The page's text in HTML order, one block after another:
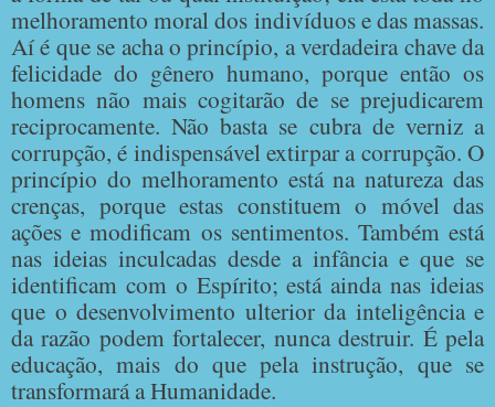
melhoramento moral dos indivíduos e das massas.
Aí é que se acha o princípio, a verdadeira chave da
felicidade do gênero humano, porque então os
homens não mais cogitarão de se prejudicarem
reciprocamente. Não basta se cubra de verniz a
corrupção, é indispensável extirpar a corrupção. O
princípio do melhoramento está na natureza das
crenças, porque estas constituem o móvel das
ações e modificam os sentimentos. Também está
nas ideias inculcadas desde a infância e que se
identificam com o Espírito; está ainda nas ideias
que o desenvolvimento ulterior da inteligência e
da razão podem fortalecer, nunca destruir. É pela
educação, mais do que pela instrução, que se
transformará a Humanidade.